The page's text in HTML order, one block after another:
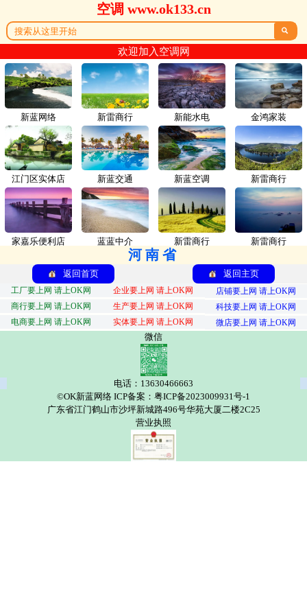
空调 www.ok133.cn

欢迎加入空调网
新蓝网络 新雷商行
江门区实体店 新蓝交通
家嘉乐便利店 蓝蓝中介
新能水电 金鸿家装
新蓝空调 新雷商行
新雷商行 新雷商行
河南省
返回首页 返回主页
工厂要上网 请上OK网 企业要上网 请上OK网
店铺要上网 请上OK网
商行要上网 请上OK网
生产要上网 请上OK网
科技要上网 请上OK网
电商要上网 请上OK网
实体要上网 请上OK网 微店要上网 请上OK网
微信
电话：13630466663
©OK新蓝网络 ICP备案：粤ICP备2023009931号-1
广东省江门鹤山市沙坪新城路496号华苑大厦二楼2C25
营业执照